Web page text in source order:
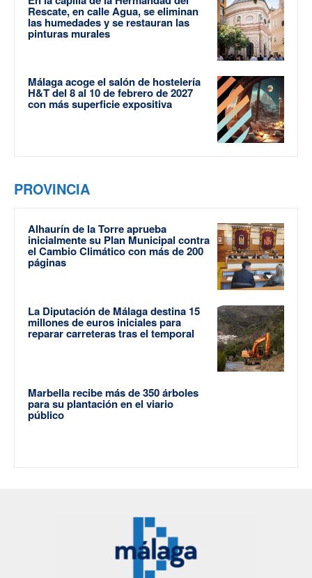
Rescate, en calle Agua, se eliminan
las humedades y se restauran las
pinturas murales
Málaga acoge el salón de hostelería
H&T del 8 al 10 de febrero de 2027
con más superficie expositiva
PROVINCIA
Alhaurín de la Torre aprueba
inicialmente su Plan Municipal contra
el Cambio Climático con más de 200
páginas
La Diputación de Málaga destina 15
millones de euros iniciales para
reparar carreteras tras el temporal
Marbella recibe más de 350 árboles
para su plantación en el viario
público